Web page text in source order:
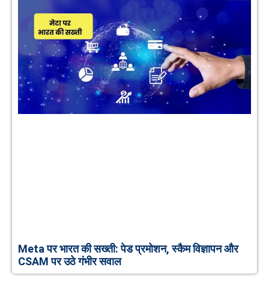
Meta पर भारत की सख्ती: पेड प्रमोशन, स्कैम विज्ञापन और
CSAM पर उठे गंभीर सवाल